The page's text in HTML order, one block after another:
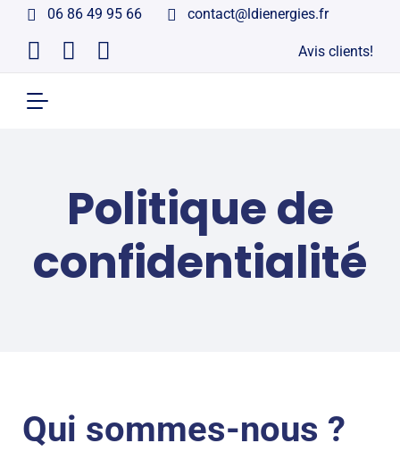
06 86 49 95 66 contact@ldienergies.fr
Avis clients!
Politique de
confidentialité
Qui sommes-nous ?